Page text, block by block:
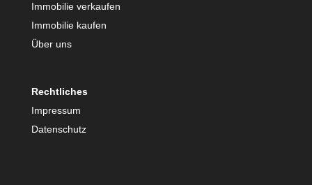
Immobilie verkaufen
Immobilie kaufen
Über uns
Rechtliches
Impressum
Datenschutz